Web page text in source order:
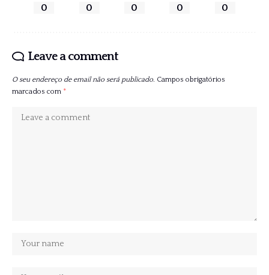
0 0 0 0 0
Leave a comment
O seu endereço de email não será publicado. Campos obrigatórios
marcados com *